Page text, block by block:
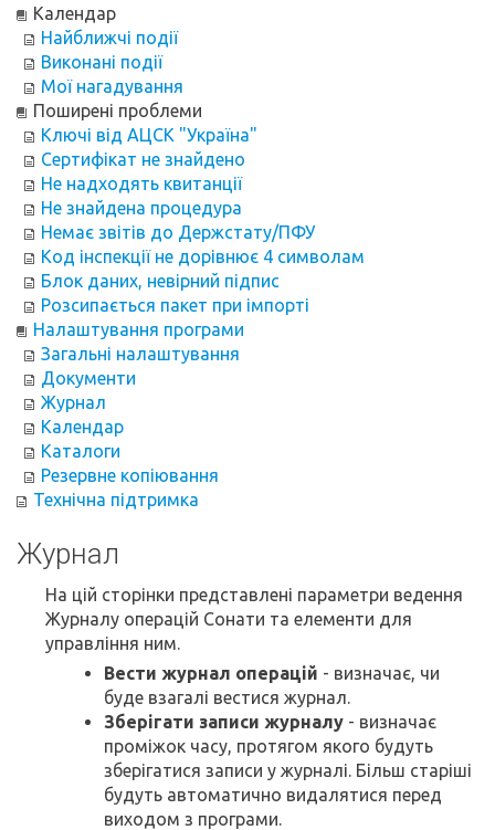
Календар
Найближчі події
Виконані події
Мої нагадування
Поширені проблеми
Ключі від АЦСК "Україна"
Сертифікат не знайдено
Не надходять квитанції
Не знайдена процедура
Немає звітів до Держстату/ПФУ
Код інспекції не дорівнює 4 символам
Блок даних, невірний підпис
Розсипається пакет при імпорті
Налаштування програми
Загальні налаштування
Документи
Журнал
Календар
Каталоги
Резервне копіювання
Технічна підтримка
Журнал
На цій сторінки представлені параметри ведення
Журналу операцій Сонати та елементи для
управління ним.
Вести журнал операцій - визначає, чи
буде взагалі вестися журнал.
Зберігати записи журналу - визначає
проміжок часу, протягом якого будуть
зберігатися записи у журналі. Більш старіші
будуть автоматично видалятися перед
виходом з програми.